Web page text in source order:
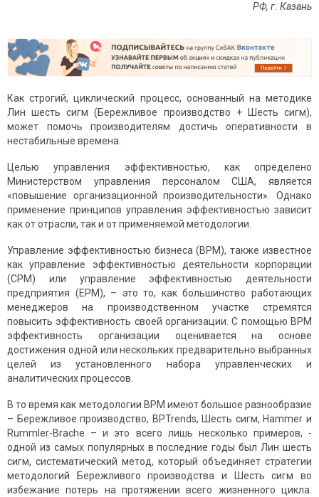
РФ, г. Казань
Как строгий, циклический процесс, основанный на методике
Лин шесть сигм (Бережливое производство + Шесть сигм),
может помочь производителям достичь оперативности в
нестабильные времена.
Целью управления эффективностью, как определено
Министерством управления персоналом США, является
«повышение организационной производительности». Однако
применение принципов управления эффективностью зависит
как от отрасли, так и от применяемой методологии.
Управление эффективностью бизнеса (BPM), также известное
как управление эффективностью деятельности корпорации
(CPM) или управление эффективностью деятельности
предприятия (EPM), – это то, как большинство работающих
менеджеров на производственном участке стремятся
повысить эффективность своей организации. С помощью BPM
эффективность организации оценивается на основе
достижения одной или нескольких предварительно выбранных
целей из установленного набора управленческих и
аналитических процессов.
В то время как методологии BPM имеют большое разнообразие
– Бережливое производство, BPTrends, Шесть сигм, Hammer и
Rummler-Brache – и это всего лишь несколько примеров, -
одной из самых популярных в последние годы был Лин шесть
сигм, систематический метод, который объединяет стратегии
методологий Бережливого производства и Шесть сигм во
избежание потерь на протяжении всего жизненного цикла.